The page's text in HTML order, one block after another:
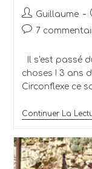
Guillaume
7
Il s'est passé
choses ! 3 ans
Circonflexe ce
Continuer La